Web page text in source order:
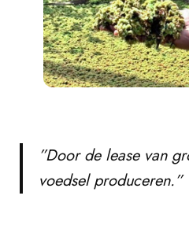
”Door de lease van
voedsel produceren.”